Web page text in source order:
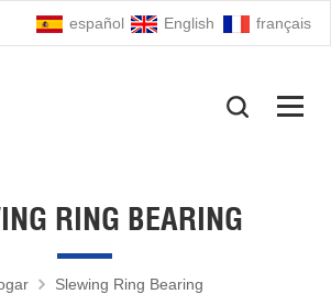
español English français
RING BEARING
Slewing Ring Bearing